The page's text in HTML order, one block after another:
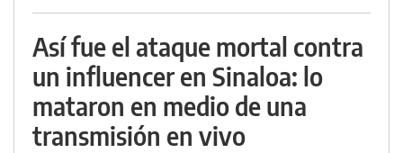
Así fue el ataque mortal contra
un influencer en Sinaloa: lo
mataron en medio de una
transmisión en vivo